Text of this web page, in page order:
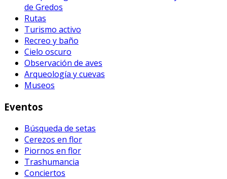
de Gredos
Rutas
Turismo activo
Recreo y baño
Cielo oscuro
Observación de aves
Arqueología y cuevas
Museos
Eventos
Búsqueda de setas
Cerezos en flor
Piornos en flor
Trashumancia
Conciertos